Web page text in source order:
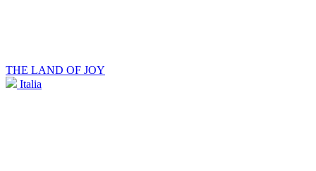
THE LAND OF JOY
Italia